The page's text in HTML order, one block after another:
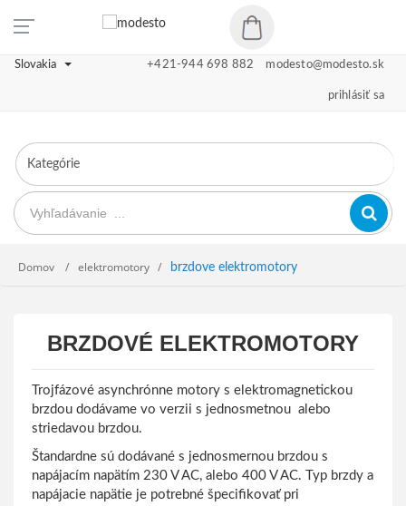
+421-944 698 882 modesto@modesto.sk
prihlásiť sa
Slovakia
Domov elektromotory brzdove elektromotory
BRZDOVÉ ELEKTROMOTORY
Trojfázové asynchrónne motory s elektromagnetickou
brzdou dodávame vo verzii s jednosmetnou alebo
striedavou brzdou.
Štandardne sú dodávané s jednosmernou brzdou s
napájacím napätím 230 V AC, alebo 400 V AC. Typ brzdy a
napájacie napätie je potrebné špecifikovať pri